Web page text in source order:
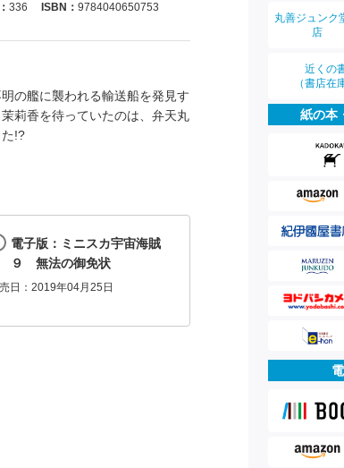
336 ISBN： 9784040650753
の艦に襲われる輸送船を発見す
莉香を待っていたのは、弁天丸
!?
電子版：ミニスカ宇宙海賊
９ 無法の御免状
日：2019年04月25日
丸善ジュンク
店
近くの
（書店在
紙の本